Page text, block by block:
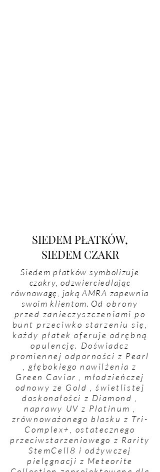
SIEDEM PŁATKÓW,
SIEDEM CZAKR
Siedem płatków symbolizuje
czakry, odzwierciedlając
równowagę, jaką AMRA zapewnia
swoim klientom. Od obrony
przed zanieczyszczeniami po
bunt przeciwko starzeniu się,
każdy płatek oferuje odrębną
opulencję. Doświadcz
promiennej odporności z Pearl
, głębokiego nawilżenia z
Green Caviar
, młodzieńczej
odnowy ze Gold
, świetlistej
doskonałości z Diamond
naprawy UV z Platinum
zrównoważonego blasku z Tri-
Complex+, ostatecznego
przeciwstarzeniowego z Rarity
StemCell8 i odżywczej
pielęgnacji z Meteorite